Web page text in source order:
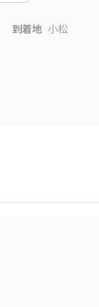
到着地 小松